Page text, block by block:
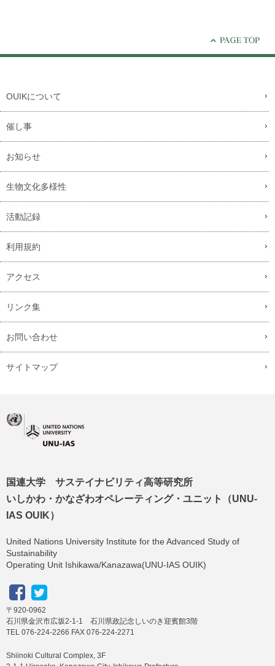
OUIKについて
催し事
お知らせ
生物文化多様性
活動記録
利用規約
アクセス
リンク集
お問い合わせ
サイトマップ
国連大学 サステイナビリティ高等研究所
いしかわ・かなざわオペレーティング・ユニット（UNU-
IAS OUIK）
United Nations University Institute for the Advanced Study of
Sustainability
Operating Unit Ishikawa/Kanazawa(UNU-IAS OUIK)
〒920-0962
石川県金沢市広坂2-1-1 石川県政記念しいのき迎賓館3階
TEL 076-224-2266 FAX 076-224-2271
Shiinoki Cultural Complex, 3F